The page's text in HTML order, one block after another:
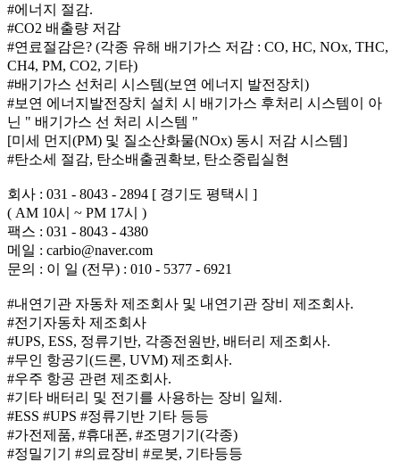
#에너지 절감.
#CO2 배출량 저감
#연료절감은? (각종 유해 배기가스 저감 : CO, HC, NOx, THC,
CH4, PM, CO2, 기타)
#배기가스 선처리 시스템(보연 에너지 발전장치)
#보연 에너지발전장치 설치 시 배기가스 후처리 시스템이 아
닌 " 배기가스 선 처리 시스템 "
[미세 먼지(PM) 및 질소산화물(NOx) 동시 저감 시스템]
#탄소세 절감, 탄소배출권확보, 탄소중립실현
회사 : 031 - 8043 - 2894 [ 경기도 평택시 ]
( AM 10시 ~ PM 17시 )
팩스 : 031 - 8043 - 4380
메일 : carbio@naver.com
문의 : 이 일 (전무) : 010 - 5377 - 6921
#내연기관 자동차 제조회사 및 내연기관 장비 제조회사.
#전기자동차 제조회사
#UPS, ESS, 정류기반, 각종전원반, 배터리 제조회사.
#무인 항공기(드론, UVM) 제조회사.
#우주 항공 관련 제조회사.
#기타 배터리 및 전기를 사용하는 장비 일체.
#ESS #UPS #정류기반 기타 등등
#가전제품, #휴대폰, #조명기기(각종)
#정밀기기 #의료장비 #로봇, 기타등등